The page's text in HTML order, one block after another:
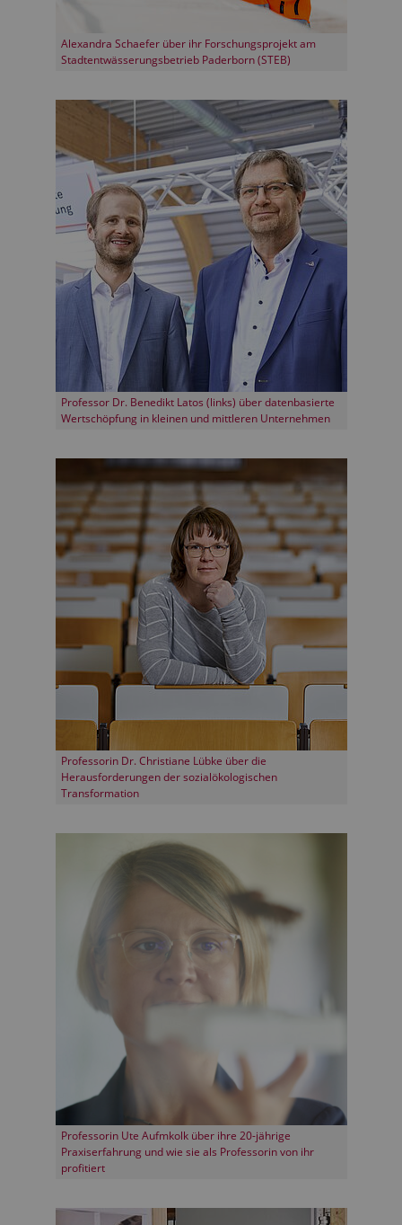
Alexandra Schaefer über ihr Forschungsprojekt am
Stadtentwässerungsbetrieb Paderborn (STEB)
Professor Dr. Benedikt Latos (links) über datenbasierte
Wertschöpfung in kleinen und mittleren Unternehmen
Professorin Dr. Christiane Lübke über die
Herausforderungen der sozialökologischen
Transformation
Professorin Ute Aufmkolk über ihre 20-jährige
Praxiserfahrung und wie sie als Professorin von ihr
profitiert